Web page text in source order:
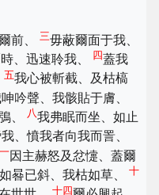
前、 三毋蔽爾面于我、
、迅速聆我、
四蓋我
五我心被斬截、及枯槁
吟聲、我骸貼于膚、
、 八我弗眠而坐、如止
、憤我者向我而詈、
因主赫怒及忿懥、蓋爾
晷已斜、我枯如草、 十
十四